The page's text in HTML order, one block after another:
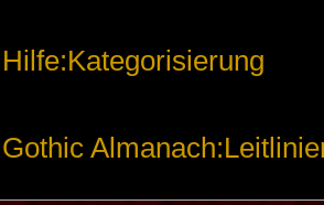
Hilfe:Kategorisierung
Gothic